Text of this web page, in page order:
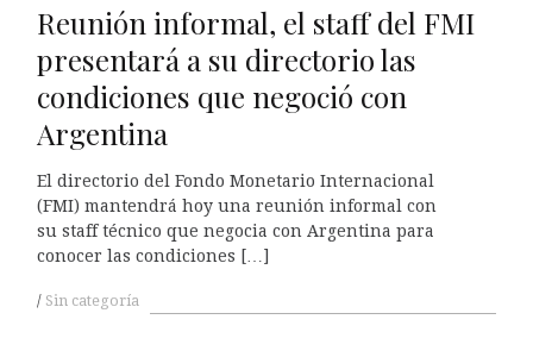
Reunión informal, el staff del FMI
presentará a su directorio las
condiciones que negoció con
Argentina
El directorio del Fondo Monetario Internacional
(FMI) mantendrá hoy una reunión informal con
su staff técnico que negocia con Argentina para
conocer las condiciones […]
Sin categoría